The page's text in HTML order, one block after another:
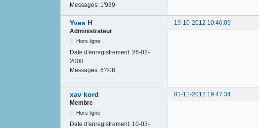
Messages: 1'939
Yves H
19-10-2012 10:46:09
Administrateur
Hors ligne
Date d'enregistrement: 26-02-
2008
Messages: 6'408
xav kord
01-11-2012 19:47:34
Membre
Hors ligne
Date d'enregistrement: 10-03-